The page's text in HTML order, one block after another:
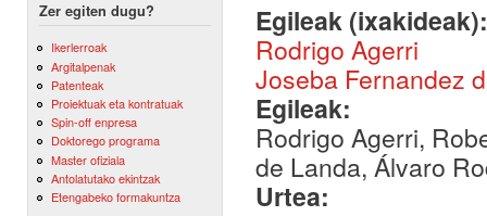
Zer egiten dugu?
Ikerlerroak
Argitalpenak
Patenteak
Proiektuak eta kontratuak
Spin-off enpresa
Doktorego programa
Master ofiziala
Antolatutako ekintzak
Etengabeko formakuntza
Egileak
Rodrigo Agerri
Joseba Fernandez
Egileak:
Rodrigo Agerri,
de Landa, Álvaro
Urtea: